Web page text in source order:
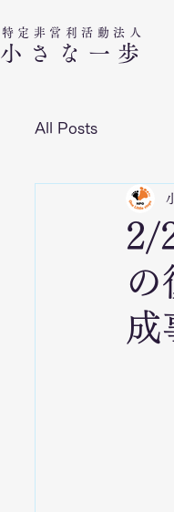
特定非営利活動法人​
小さな一歩
All Posts
2/
の
成